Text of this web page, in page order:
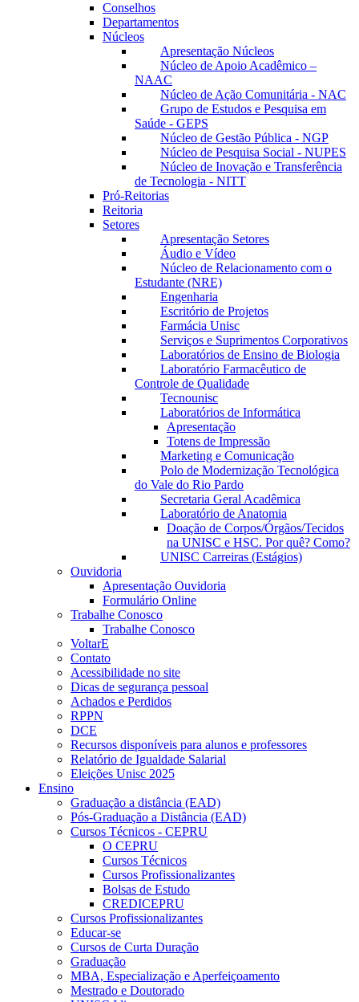
Conselhos
Departamentos
Núcleos
Apresentação Núcleos
Núcleo de Apoio Acadêmico –
NAAC
Núcleo de Ação Comunitária - NAC
Grupo de Estudos e Pesquisa em
Saúde - GEPS
Núcleo de Gestão Pública - NGP
Núcleo de Pesquisa Social - NUPES
Núcleo de Inovação e Transferência
de Tecnologia - NITT
Pró-Reitorias
Reitoria
Setores
Apresentação Setores
Áudio e Vídeo
Núcleo de Relacionamento com o
Estudante (NRE)
Engenharia
Escritório de Projetos
Farmácia Unisc
Serviços e Suprimentos Corporativos
Laboratórios de Ensino de Biologia
Laboratório Farmacêutico de
Controle de Qualidade
Tecnounisc
Laboratórios de Informática
Apresentação
Totens de Impressão
Marketing e Comunicação
Polo de Modernização Tecnológica
do Vale do Rio Pardo
Secretaria Geral Acadêmica
Laboratório de Anatomia
Doação de Corpos/Órgãos/Tecidos
na UNISC e HSC. Por quê? Como?
UNISC Carreiras (Estágios)
Ouvidoria
Apresentação Ouvidoria
Formulário Online
Trabalhe Conosco
Trabalhe Conosco
VoltarE
Contato
Acessibilidade no site
Dicas de segurança pessoal
Achados e Perdidos
RPPN
DCE
Recursos disponíveis para alunos e professores
Relatório de Igualdade Salarial
Eleições Unisc 2025
Ensino
Graduação a distância (EAD)
Pós-Graduação a Distância (EAD)
Cursos Técnicos - CEPRU
O CEPRU
Cursos Técnicos
Cursos Profissionalizantes
Bolsas de Estudo
CREDICEPRU
Cursos Profissionalizantes
Educar-se
Cursos de Curta Duração
Graduação
MBA, Especialização e Aperfeiçoamento
Mestrado e Doutorado